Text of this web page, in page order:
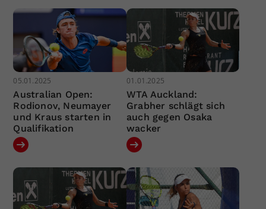
05.01.2025
Australian Open:
Rodionov, Neumayer
und Kraus starten in
Qualifikation
01.01.2025
WTA Auckland:
Grabher schlägt sich
auch gegen Osaka
wacker